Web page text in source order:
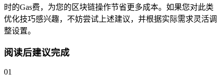
时的Gas费，为您的区块链操作节省更多成本。如果您对此类
优化技巧感兴趣，不妨尝试上述建议，并根据实际需求灵活调
整设置。
阅读后建议完成
01